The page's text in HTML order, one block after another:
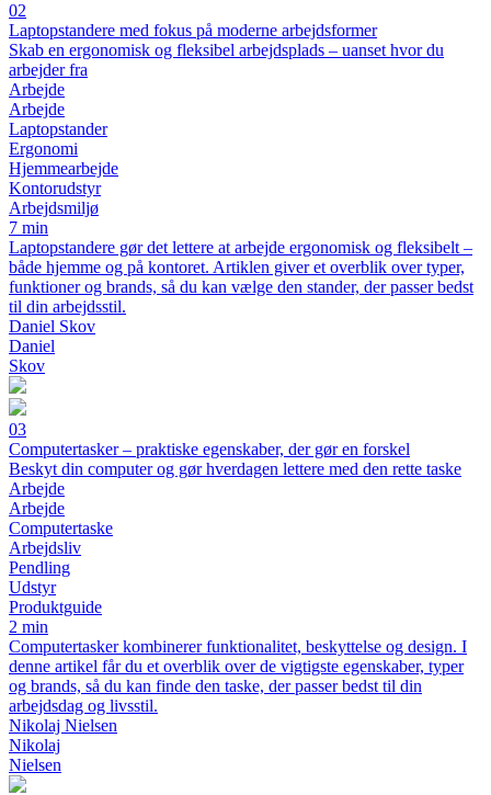
02
Laptopstandere med fokus på moderne arbejdsformer
Skab en ergonomisk og fleksibel arbejdsplads – uanset hvor du
arbejder fra
Arbejde
Arbejde
Laptopstander
Ergonomi
Hjemmearbejde
Kontorudstyr
Arbejdsmiljø
7 min
Laptopstandere gør det lettere at arbejde ergonomisk og fleksibelt –
både hjemme og på kontoret. Artiklen giver et overblik over typer,
funktioner og brands, så du kan vælge den stander, der passer bedst
til din arbejdsstil.
Daniel Skov
Daniel
Skov
03
Computertasker – praktiske egenskaber, der gør en forskel
Beskyt din computer og gør hverdagen lettere med den rette taske
Arbejde
Arbejde
Computertaske
Arbejdsliv
Pendling
Udstyr
Produktguide
2 min
Computertasker kombinerer funktionalitet, beskyttelse og design. I
denne artikel får du et overblik over de vigtigste egenskaber, typer
og brands, så du kan finde den taske, der passer bedst til din
arbejdsdag og livsstil.
Nikolaj Nielsen
Nikolaj
Nielsen